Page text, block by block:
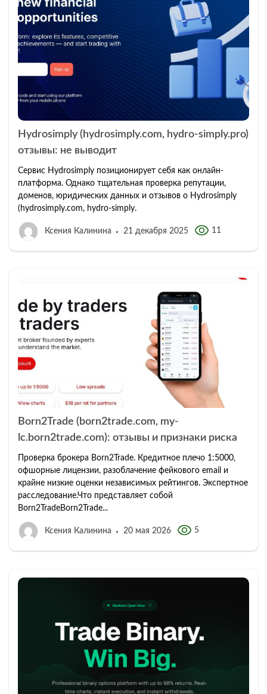
Hydrosimply (hydrosimply.com, hydro-simply.pro)
отзывы: не выводит
Сервис Hydrosimply позиционирует себя как онлайн-
платформа. Однако тщательная проверка репутации,
доменов, юридических данных и отзывов о Hydrosimply
(hydrosimply.com, hydro-simply.
Ксения Калинина 21 декабря 2025 11
Born2Trade (born2trade.com, my-
lc.born2trade.com): отзывы и признаки риска
Проверка брокера Born2Trade. Кредитное плечо 1:5000,
офшорные лицензии, разоблачение фейкового email и
крайне низкие оценки независимых рейтингов. Экспертное
расследование.Что представляет собой
Born2TradeBorn2Trade...
Ксения Калинина 20 мая 2026 5